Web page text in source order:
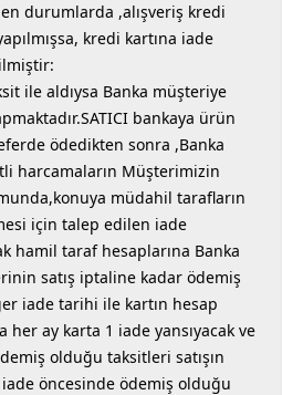
durumlarda ,alışveriş kredi
kredi kartına iade
ile aldıysa Banka müşteriye
bankaya ürün
ödedikten sonra ,Banka
harcamaların Müşterimizin
müdahil tarafların
için talep edilen iade
hamil taraf hesaplarına Banka
satış iptaline kadar ödemiş
iade tarihi ile kartın hesap
her ay karta 1 iade yansıyacak ve
olduğu taksitleri satışın
öncesinde ödemiş olduğu